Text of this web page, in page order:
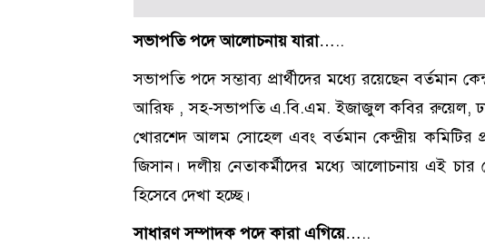
সভাপতি পদে আলোচনায় যারা…..
সভাপতি পদে সম্ভাব্য প্রার্থীদের মধ্যে রয়েছেন
আরিফ , সহ-সভাপতি এ.বি.এম. ইজাজুল কবির রুয়েল,
খোরশেদ আলম সোহেল এবং বর্তমান কেন্দ্রীয় কমিটির
জিসান। দলীয় নেতাকর্মীদের মধ্যে আলোচনায় এই চার
হিসেবে দেখা হচ্ছে।
সাধারণ সম্পাদক পদে কারা এগিয়ে…..